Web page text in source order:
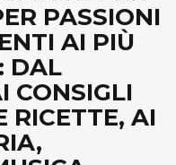
PASSIONI
AI PIÙ
DAL
CONSIGLI
RICETTE, AI